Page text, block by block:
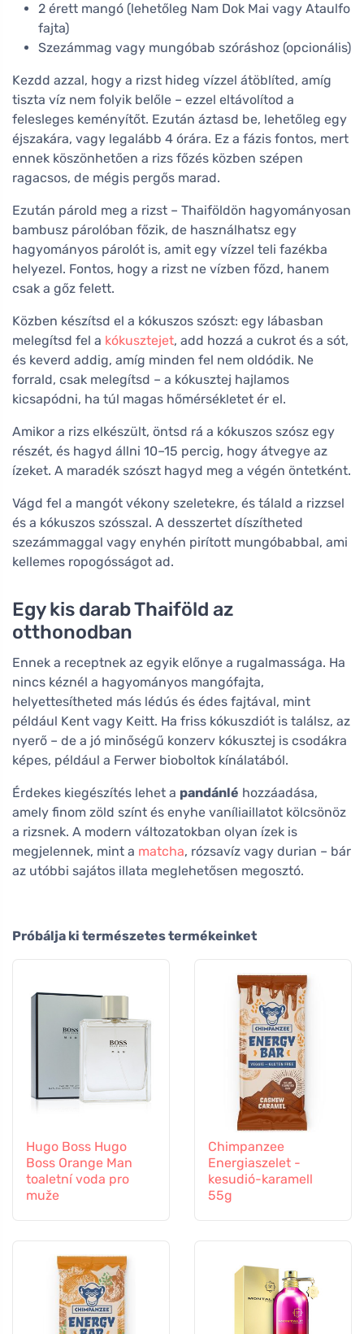
2 érett mangó (lehetőleg Nam Dok Mai vagy Ataulfo
fajta)
Szezámmag vagy mungóbab szóráshoz (opcionális)
Kezdd azzal, hogy a rizst hideg vízzel átöblíted, amíg
tiszta víz nem folyik belőle – ezzel eltávolítod a
felesleges keményítőt. Ezután áztasd be, lehetőleg egy
éjszakára, vagy legalább 4 órára. Ez a fázis fontos, mert
ennek köszönhetően a rizs főzés közben szépen
ragacsos, de mégis pergős marad.
Ezután párold meg a rizst – Thaiföldön hagyományosan
bambusz párolóban főzik, de használhatsz egy
hagyományos párolót is, amit egy vízzel teli fazékba
helyezel. Fontos, hogy a rizst ne vízben főzd, hanem
csak a gőz felett.
Közben készítsd el a kókuszos szószt: egy lábasban
melegítsd fel a kókusztejet, add hozzá a cukrot és a sót,
és keverd addig, amíg minden fel nem oldódik. Ne
forrald, csak melegítsd – a kókusztej hajlamos
kicsapódni, ha túl magas hőmérsékletet ér el.
Amikor a rizs elkészült, öntsd rá a kókuszos szósz egy
részét, és hagyd állni 10–15 percig, hogy átvegye az
ízeket. A maradék szószt hagyd meg a végén öntetként.
Vágd fel a mangót vékony szeletekre, és tálald a rizzsel
és a kókuszos szósszal. A desszertet díszítheted
szezámmaggal vagy enyhén pirított mungóbabbal, ami
kellemes ropogósságot ad.
Egy kis darab Thaiföld az
otthonodban
Ennek a receptnek az egyik előnye a rugalmassága. Ha
nincs kéznél a hagyományos mangófajta,
helyettesítheted más lédús és édes fajtával, mint
például Kent vagy Keitt. Ha friss kókuszdiót is találsz, az
nyerő – de a jó minőségű konzerv kókusztej is csodákra
képes, például a Ferwer bioboltok kínálatából.
Érdekes kiegészítés lehet a pandánlé hozzáadása,
amely finom zöld színt és enyhe vaníliaillatot kölcsönöz
a rizsnek. A modern változatokban olyan ízek is
megjelennek, mint a matcha, rózsavíz vagy durian – bár
az utóbbi sajátos illata meglehetősen megosztó.
Próbálja ki természetes termékeinket
Hugo Boss Hugo
Boss Orange Man
toaletní voda pro
muže
Chimpanzee
Energiaszelet -
kesudió-karamell
55g